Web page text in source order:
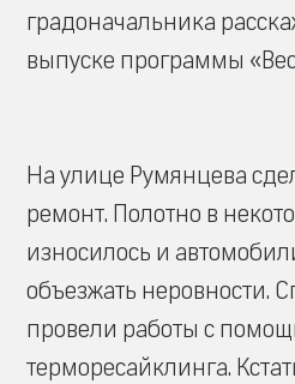
градоначальника
выпуске программы
На улице Румянцева
ремонт. Полотно в
износилось и
объезжать неровности.
провели работы с
терморесайклинга.